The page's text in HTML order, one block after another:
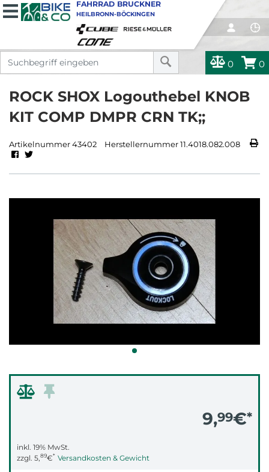
0 0
FAHRRAD BRUCKNER
HEILBRONN-BÖCKINGEN
ROCK SHOX Logouthebel KNOB
KIT COMP DMPR CRN TK;;
Artikelnummer 43402 Herstellernummer 11.4018.082.008
9,99€*
inkl. 19% MwSt.
zzgl. 5,89€* Versandkosten & Gewicht